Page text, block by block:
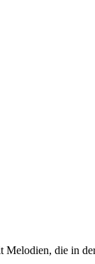
Melodien, die in